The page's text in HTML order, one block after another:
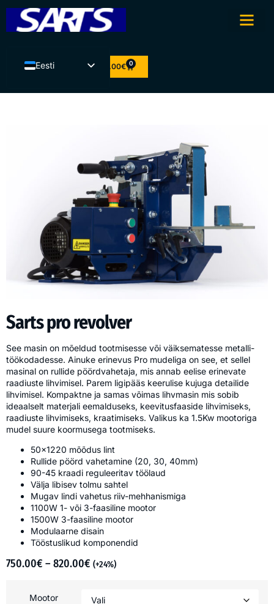
Eesti 0.00€ 0
Sarts pro revolver
See masin on mõeldud tootmisesse või väiksematesse metalli-
töökodadesse. Ainuke erinevus Pro mudeliga on see, et sellel
masinal on rullide pöördvahetaja, mis annab eelise erinevate
raadiuste lihvimisel. Parem ligipääs keerulise kujuga detailide
lihvimisel. Kompaktne ja samas võimas lihvmasin mis sobib
ideaalselt materjali eemalduseks, keevitusfaaside lihvimiseks,
raadiuste lihvimiseks, kraatimiseks. Valikus ka 1.5Kw mootoriga
mudel suure koormusega tootmiseks.
50×1220 mõõdus lint
Rullide pöörd vahetamine (20, 30, 40mm)
90-45 kraadi reguleeritav töölaud
Välja libisev tolmu sahtel
Mugav lindi vahetus riiv-mehhanismiga
1100W 1- või 3-faasiline mootor
1500W 3-faasiline mootor
Modulaarne disain
Tööstuslikud komponendid
750.00€ – 820.00€ (+24%)
Mootor